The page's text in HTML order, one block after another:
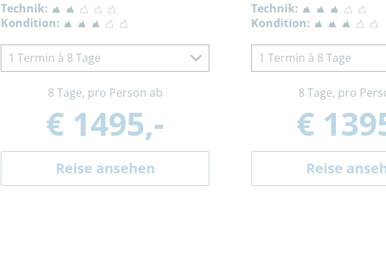
Technik:
Kondition:
1 Termin à 8 Tage
8 Tage, pro Person ab
€ 1495,-
Reise ansehen
Technik:
Kondition:
1 Termin à 8 Tage
8 Tage, pro
€
Reise